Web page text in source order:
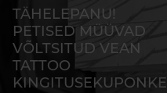
TÄHELEPANU!
PETISED MÜÜVAD
VÕLTSITUD VEAN
TATTOO
KINGITUSEKUPONKE